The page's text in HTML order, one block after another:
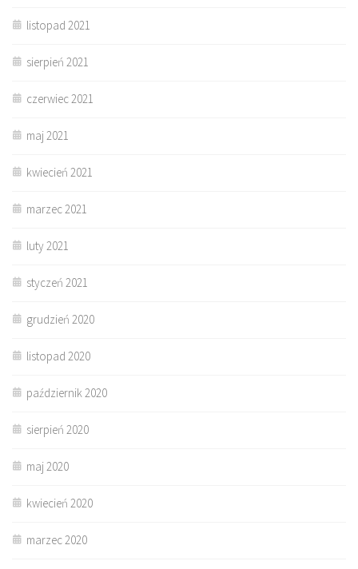
listopad 2021
sierpień 2021
czerwiec 2021
maj 2021
kwiecień 2021
marzec 2021
luty 2021
styczeń 2021
grudzień 2020
listopad 2020
październik 2020
sierpień 2020
maj 2020
kwiecień 2020
marzec 2020